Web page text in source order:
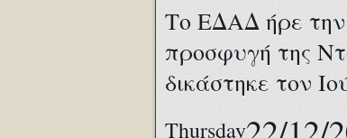
Το ΕΔΑΔ ήρε
προσφυγή της
δικάστηκε τον
Thursday